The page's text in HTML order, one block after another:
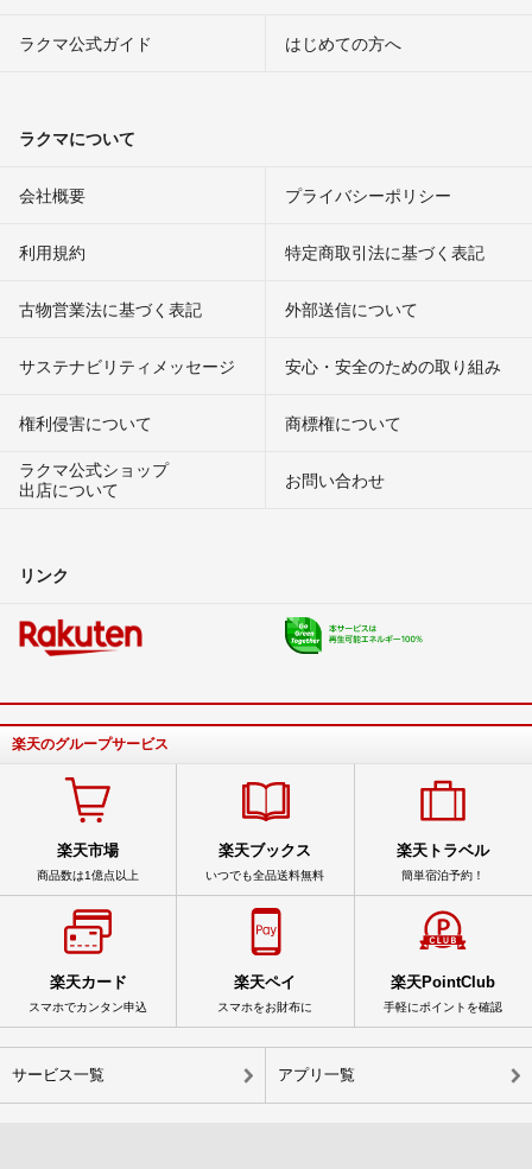
ラクマ公式ガイド はじめての方へ
ラクマについて
会社概要 プライバシーポリシー
利用規約 特定商取引法に基づく表記
古物営業法に基づく表記 外部送信について
サステナビリティメッセージ 安心・安全のための取り組み
権利侵害について
商標権について
ラクマ公式ショップ
出店について
お問い合わせ
リンク
楽天のグループサービス
楽天市場
商品数は1億点以上
楽天ブックス
いつでも全品送料無料
楽天トラベル
簡単宿泊予約！
楽天カード
スマホでカンタン申込
楽天ペイ
スマホをお財布に
楽天PointClub
手軽にポイントを確認
サービス一覧 アプリ一覧